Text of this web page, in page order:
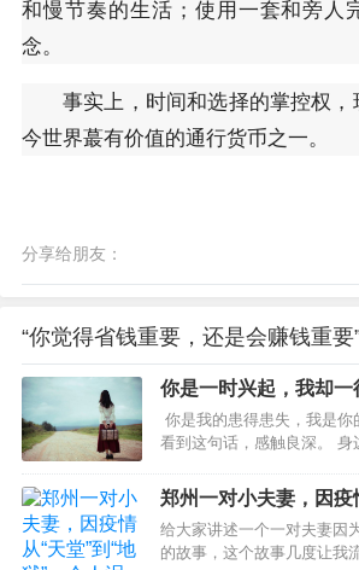
和慢节奏的生活；使用一套和旁人
念。
事实上，时间和选择的掌控权
今世界蕞有价值的通行货币之一。
分享给朋友：
“你觉得省钱重要，还是会赚钱重要
你是一时兴起，我却一
你是我的患得患失，我是你
看到这句话，感触良深。 身边有很多朋友，都在感
却是无尽的冷漠和伤害。 有一个朋友，和男友相处
了一段时间以后决定结婚，
觉得可以和爱的人白头偕老
事。 于是兴奋冲昏了头脑，以致她完全没有感觉到
郑州一对小夫妻，因疫
狱”，令人泪目
给大家讲述一个一对夫妻因
的故事，这个故事几度让我